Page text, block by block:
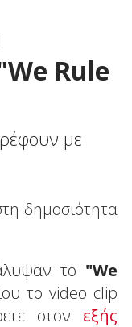
Rule
με
δημοσιότητα
το "We
το video clip
στον εξής